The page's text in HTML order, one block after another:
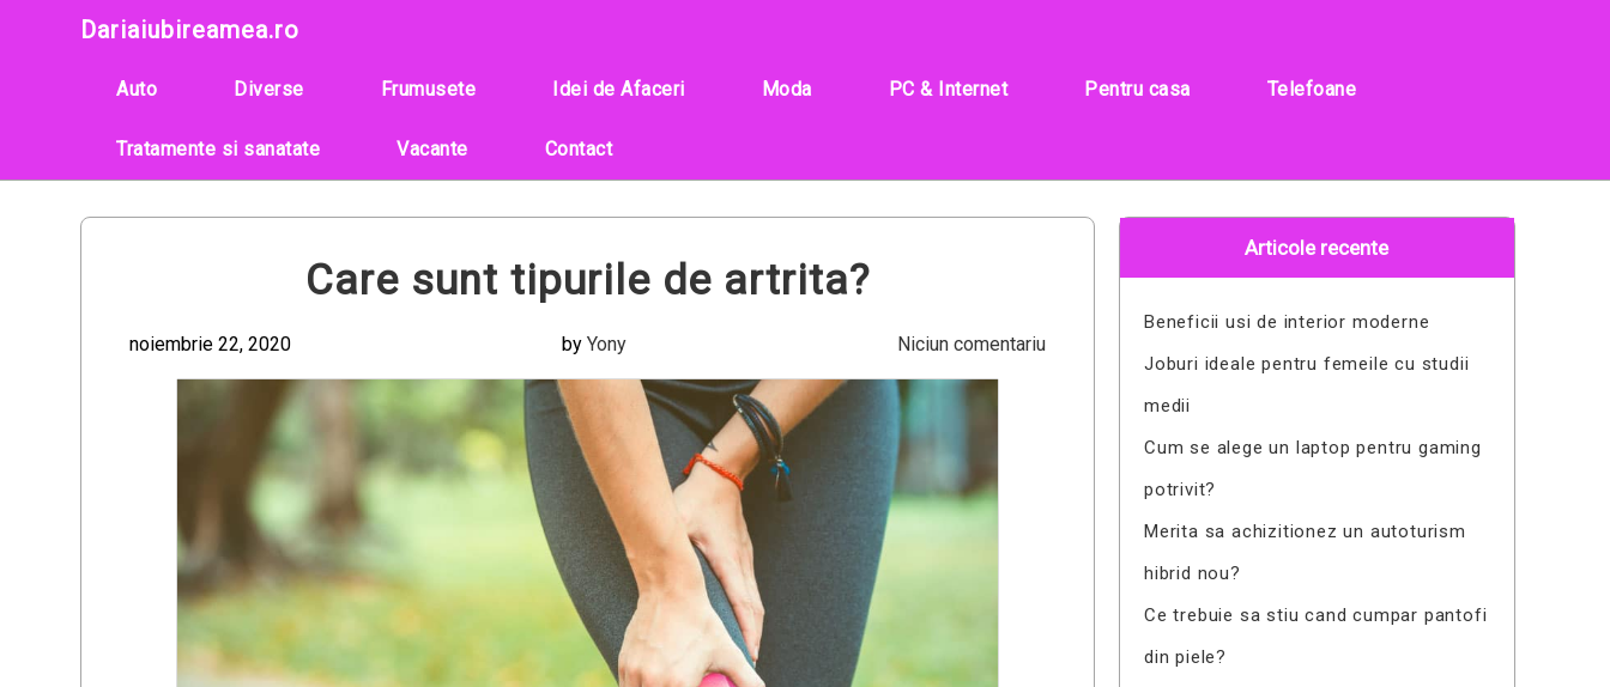
Dariaiubireamea.ro
Auto Diverse Frumusete Idei de Afaceri Moda PC & Internet Pentru casa Telefoane
Tratamente si sanatate Vacante Contact
Care sunt tipurile de artrita?
noiembrie 22, 2020 byYony Niciun comentariu
Articole recente
Beneficii usi de interior moderne
Joburi ideale pentru femeile cu studii
medii
Cum se alege un laptop pentru gaming
potrivit?
Merita sa achizitionez un autoturism
hibrid nou?
Ce trebuie sa stiu cand cumpar pantofi
din piele?